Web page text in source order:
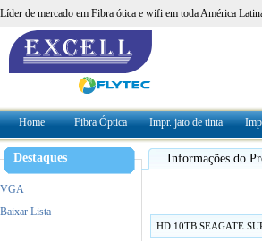
Líder de mercado em Fibra ótica e wifi em toda América
Home Fibra Óptica Impr. jato de tinta
Destaques
VGA
Baixar Lista
Informações do
HD 10TB SEAGATE